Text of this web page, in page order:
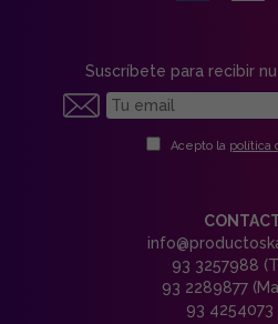
Suscríbete para recibir
Acepto la política
93 3257988
93 2289877
93 4254073